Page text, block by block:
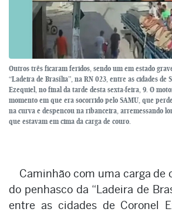
Outros três ficaram feridos, sendo um em estado
“Ladeira de Brasília”, na RN 023, entre as cidades de
Ezequiel, no final da tarde desta sexta-feira, 9. O
momento em que era socorrido pelo SAMU, que
na curva e despencou na ribanceira, arremessando
que estavam em cima da carga de couro.
Caminhão com uma carga de
do penhasco da “Ladeira de
entre as cidades de Coronel